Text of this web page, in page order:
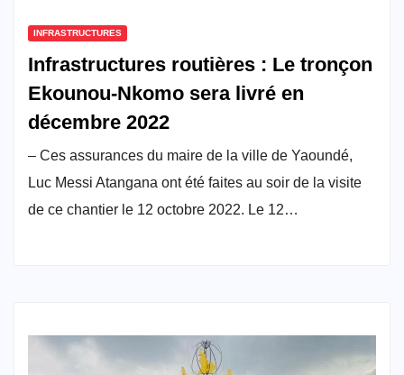
INFRASTRUCTURES
Infrastructures routières : Le tronçon
Ekounou-Nkomo sera livré en
décembre 2022
– Ces assurances du maire de la ville de Yaoundé,
Luc Messi Atangana ont été faites au soir de la visite
de ce chantier le 12 octobre 2022. Le 12…